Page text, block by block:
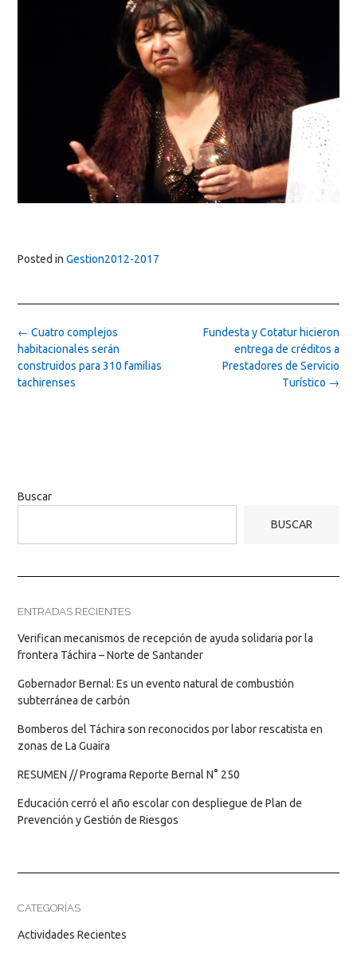
Posted in Gestion2012-2017
Post
navigation
Fundesta y Cotatur hicieron
entrega de créditos a
Prestadores de Servicio
Turístico →
← Cuatro complejos
habitacionales serán
construidos para 310 familias
tachirenses
Buscar
BUSCAR
ENTRADAS RECIENTES
Verifican mecanismos de recepción de ayuda solidaria por la
frontera Táchira – Norte de Santander
Gobernador Bernal: Es un evento natural de combustión
subterránea de carbón
Bomberos del Táchira son reconocidos por labor rescatista en
zonas de La Guaira
RESUMEN // Programa Reporte Bernal N° 250
Educación cerró el año escolar con despliegue de Plan de
Prevención y Gestión de Riesgos
CATEGORÍAS
Actividades Recientes